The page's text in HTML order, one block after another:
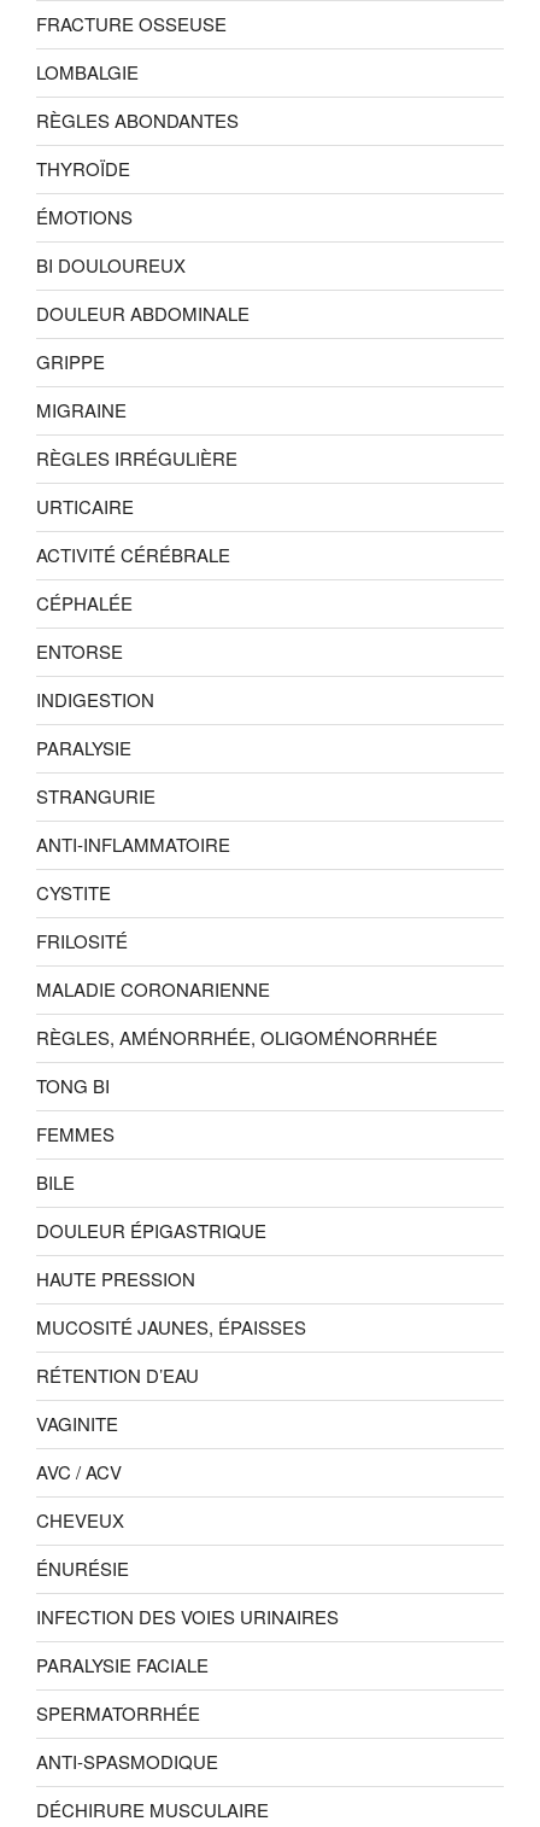
FRACTURE OSSEUSE
LOMBALGIE
RÈGLES ABONDANTES
THYROÏDE
ÉMOTIONS
BI DOULOUREUX
DOULEUR ABDOMINALE
GRIPPE
MIGRAINE
RÈGLES IRRÉGULIÈRE
URTICAIRE
ACTIVITÉ CÉRÉBRALE
CÉPHALÉE
ENTORSE
INDIGESTION
PARALYSIE
STRANGURIE
ANTI-INFLAMMATOIRE
CYSTITE
FRILOSITÉ
MALADIE CORONARIENNE
RÈGLES, AMÉNORRHÉE, OLIGOMÉNORRHÉE
TONG BI
FEMMES
BILE
DOULEUR ÉPIGASTRIQUE
HAUTE PRESSION
MUCOSITÉ JAUNES, ÉPAISSES
RÉTENTION D’EAU
VAGINITE
AVC / ACV
CHEVEUX
ÉNURÉSIE
INFECTION DES VOIES URINAIRES
PARALYSIE FACIALE
SPERMATORRHÉE
ANTI-SPASMODIQUE
DÉCHIRURE MUSCULAIRE